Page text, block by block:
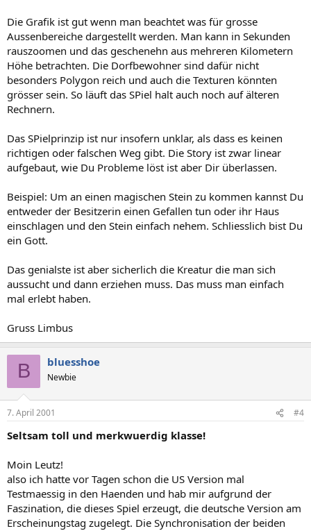
Die Grafik ist gut wenn man beachtet was für grosse
Aussenbereiche dargestellt werden. Man kann in Sekunden
rauszoomen und das geschenehn aus mehreren Kilometern
Höhe betrachten. Die Dorfbewohner sind dafür nicht
besonders Polygon reich und auch die Texturen könnten
grösser sein. So läuft das SPiel halt auch noch auf älteren
Rechnern.
Das SPielprinzip ist nur insofern unklar, als dass es keinen
richtigen oder falschen Weg gibt. Die Story ist zwar linear
aufgebaut, wie Du Probleme löst ist aber Dir überlassen.
Beispiel: Um an einen magischen Stein zu kommen kannst Du
entweder der Besitzerin einen Gefallen tun oder ihr Haus
einschlagen und den Stein einfach nehem. Schliesslich bist Du
ein Gott.
Das genialste ist aber sicherlich die Kreatur die man sich
aussucht und dann erziehen muss. Das muss man einfach
mal erlebt haben.
Gruss Limbus
B bluesshoe
Newbie
7. April 2001 #4
Seltsam toll und merkwuerdig klasse!
Moin Leutz!
also ich hatte vor Tagen schon die US Version mal
Testmaessig in den Haenden und hab mir aufgrund der
Faszination, die dieses Spiel erzeugt, die deutsche Version am
Erscheinungstag zugelegt. Die Synchronisation der beiden